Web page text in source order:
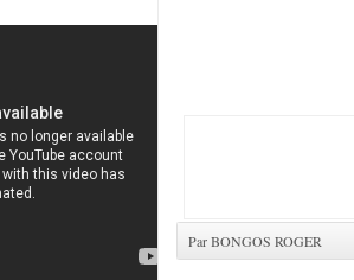
Par BONGOS ROGER